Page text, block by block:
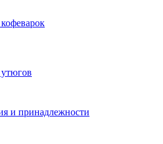
утюгов
и принадлежности